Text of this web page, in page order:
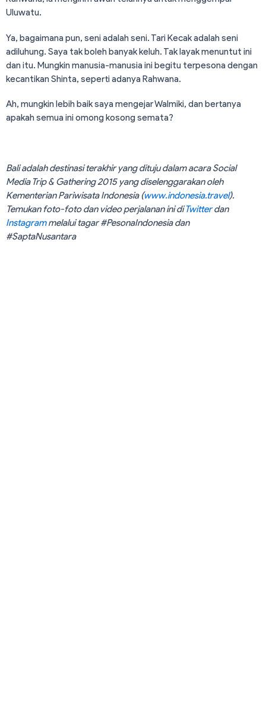
Uluwatu.
Ya, bagaimana pun, seni adalah seni. Tari Kecak adalah seni
adiluhung. Saya tak boleh banyak keluh. Tak layak menuntut ini
dan itu. Mungkin manusia-manusia ini begitu terpesona dengan
kecantikan Shinta, seperti adanya Rahwana.
Ah, mungkin lebih baik saya mengejar Walmiki, dan bertanya
apakah semua ini omong kosong semata?
Bali adalah destinasi terakhir yang dituju dalam acara Social
Media Trip & Gathering 2015 yang diselenggarakan oleh
Kementerian Pariwisata Indonesia (www.indonesia.travel).
Temukan foto-foto dan video perjalanan ini diTwitterdan
Instagrammelalui tagar #PesonaIndonesia dan
#SaptaNusantara